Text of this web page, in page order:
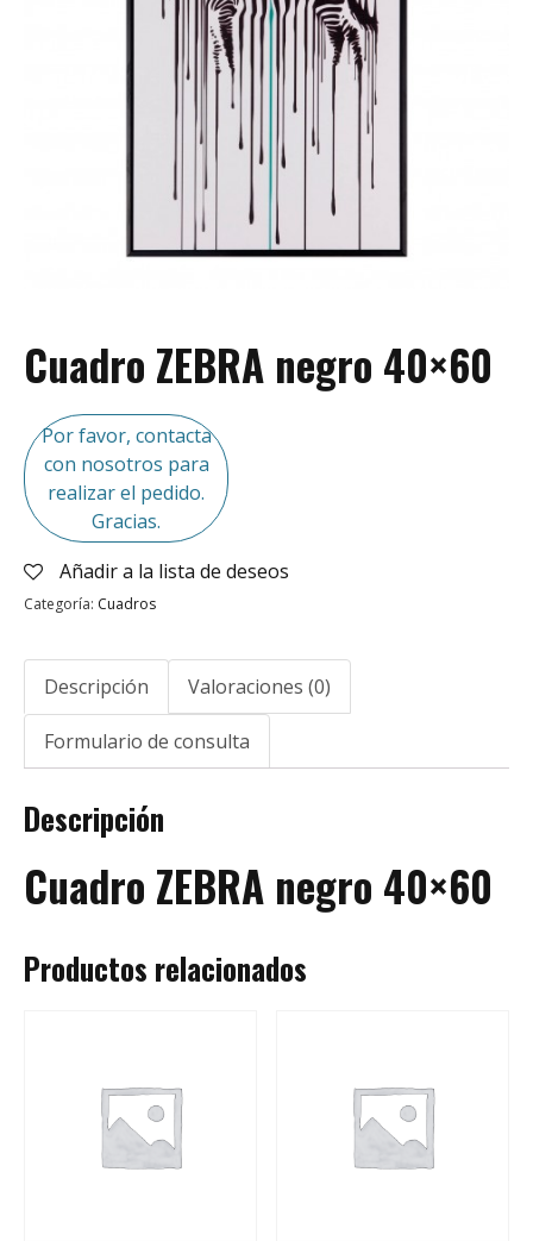
Cuadro ZEBRA negro 40×60
Por favor, contacta
con nosotros para
realizar el pedido.
Gracias.
Añadir a la lista de deseos
Categoría: Cuadros
Descripción Valoraciones (0)
Formulario de consulta
Descripción
Cuadro ZEBRA negro 40×60
Productos relacionados